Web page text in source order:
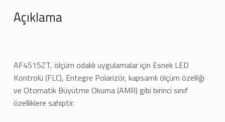
Açıklama
AF4515ZT, ölçüm odaklı uygulamalar için Esnek LED
Kontrolü (FLC), Entegre Polarizör, kapsamlı ölçüm özelliği
ve Otomatik Büyütme Okuma (AMR) gibi birinci sınıf
özelliklere sahiptir.